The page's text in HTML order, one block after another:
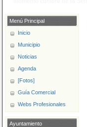
Menú Principal
Inicio
Municipio
Noticias
Agenda
[Fotos]
Guía Comercial
Webs Profesionales
Ayuntamiento